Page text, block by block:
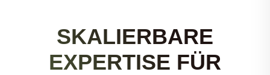
SKALIERBARE
EXPERTISE FÜR